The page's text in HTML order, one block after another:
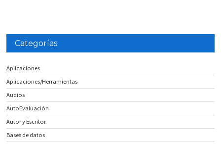
Categorías
Aplicaciones
Aplicaciones/Herramientas
Audios
AutoEvaluación
Autor y Escritor
Bases de datos